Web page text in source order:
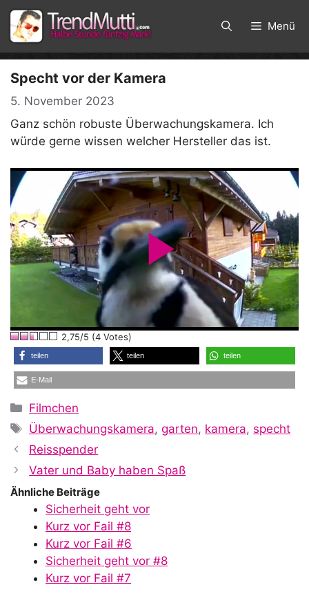
Zum
Inhalt
springen
Menü
Specht vor der Kamera
5. November 2023
Ganz schön robuste Überwachungskamera. Ich
würde gerne wissen welcher Hersteller das ist.
P
l
a
y
V
d
2,75/5 (4 Votes)
teilen teilen teilen
E-Mail
Kategorien
Filmchen
Schlagwörter
Überwachungskamera,garten, kamera, specht
Reisspender
Vater und Baby haben Spaß
Ähnliche Beiträge
Sicherheit geht vor
Kurz vor Fail #8
Kurz vor Fail #6
Sicherheit geht vor #8
Kurz vor Fail #7